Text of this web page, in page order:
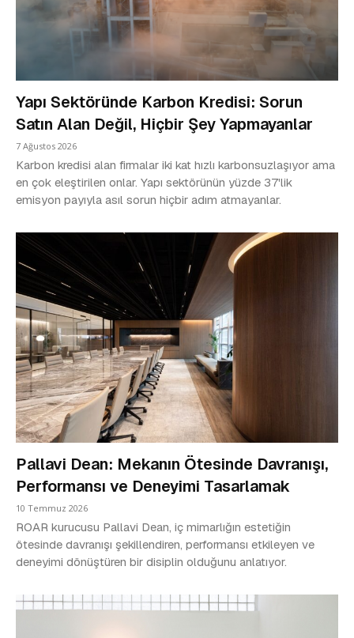
Yapı Sektöründe Karbon Kredisi: Sorun
Satın Alan Değil, Hiçbir Şey Yapmayanlar
7 Ağustos 2026
Karbon kredisi alan firmalar iki kat hızlı karbonsuzlaşıyor ama
en çok eleştirilen onlar. Yapı sektörünün yüzde 37'lik
emisyon payıyla asıl sorun hiçbir adım atmayanlar.
Pallavi Dean: Mekanın Ötesinde Davranışı,
Performansı ve Deneyimi Tasarlamak
10 Temmuz 2026
ROAR kurucusu Pallavi Dean, iç mimarlığın estetiğin
ötesinde davranışı şekillendiren, performansı etkileyen ve
deneyimi dönüştüren bir disiplin olduğunu anlatıyor.